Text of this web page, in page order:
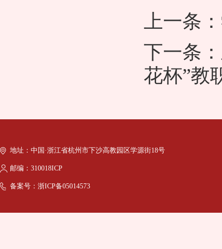
上一条：
下一条：
花杯”教
地址：中国·浙江省杭州市下沙高教园区学源街18号
邮编：310018ICP
备案号：浙ICP备05014573